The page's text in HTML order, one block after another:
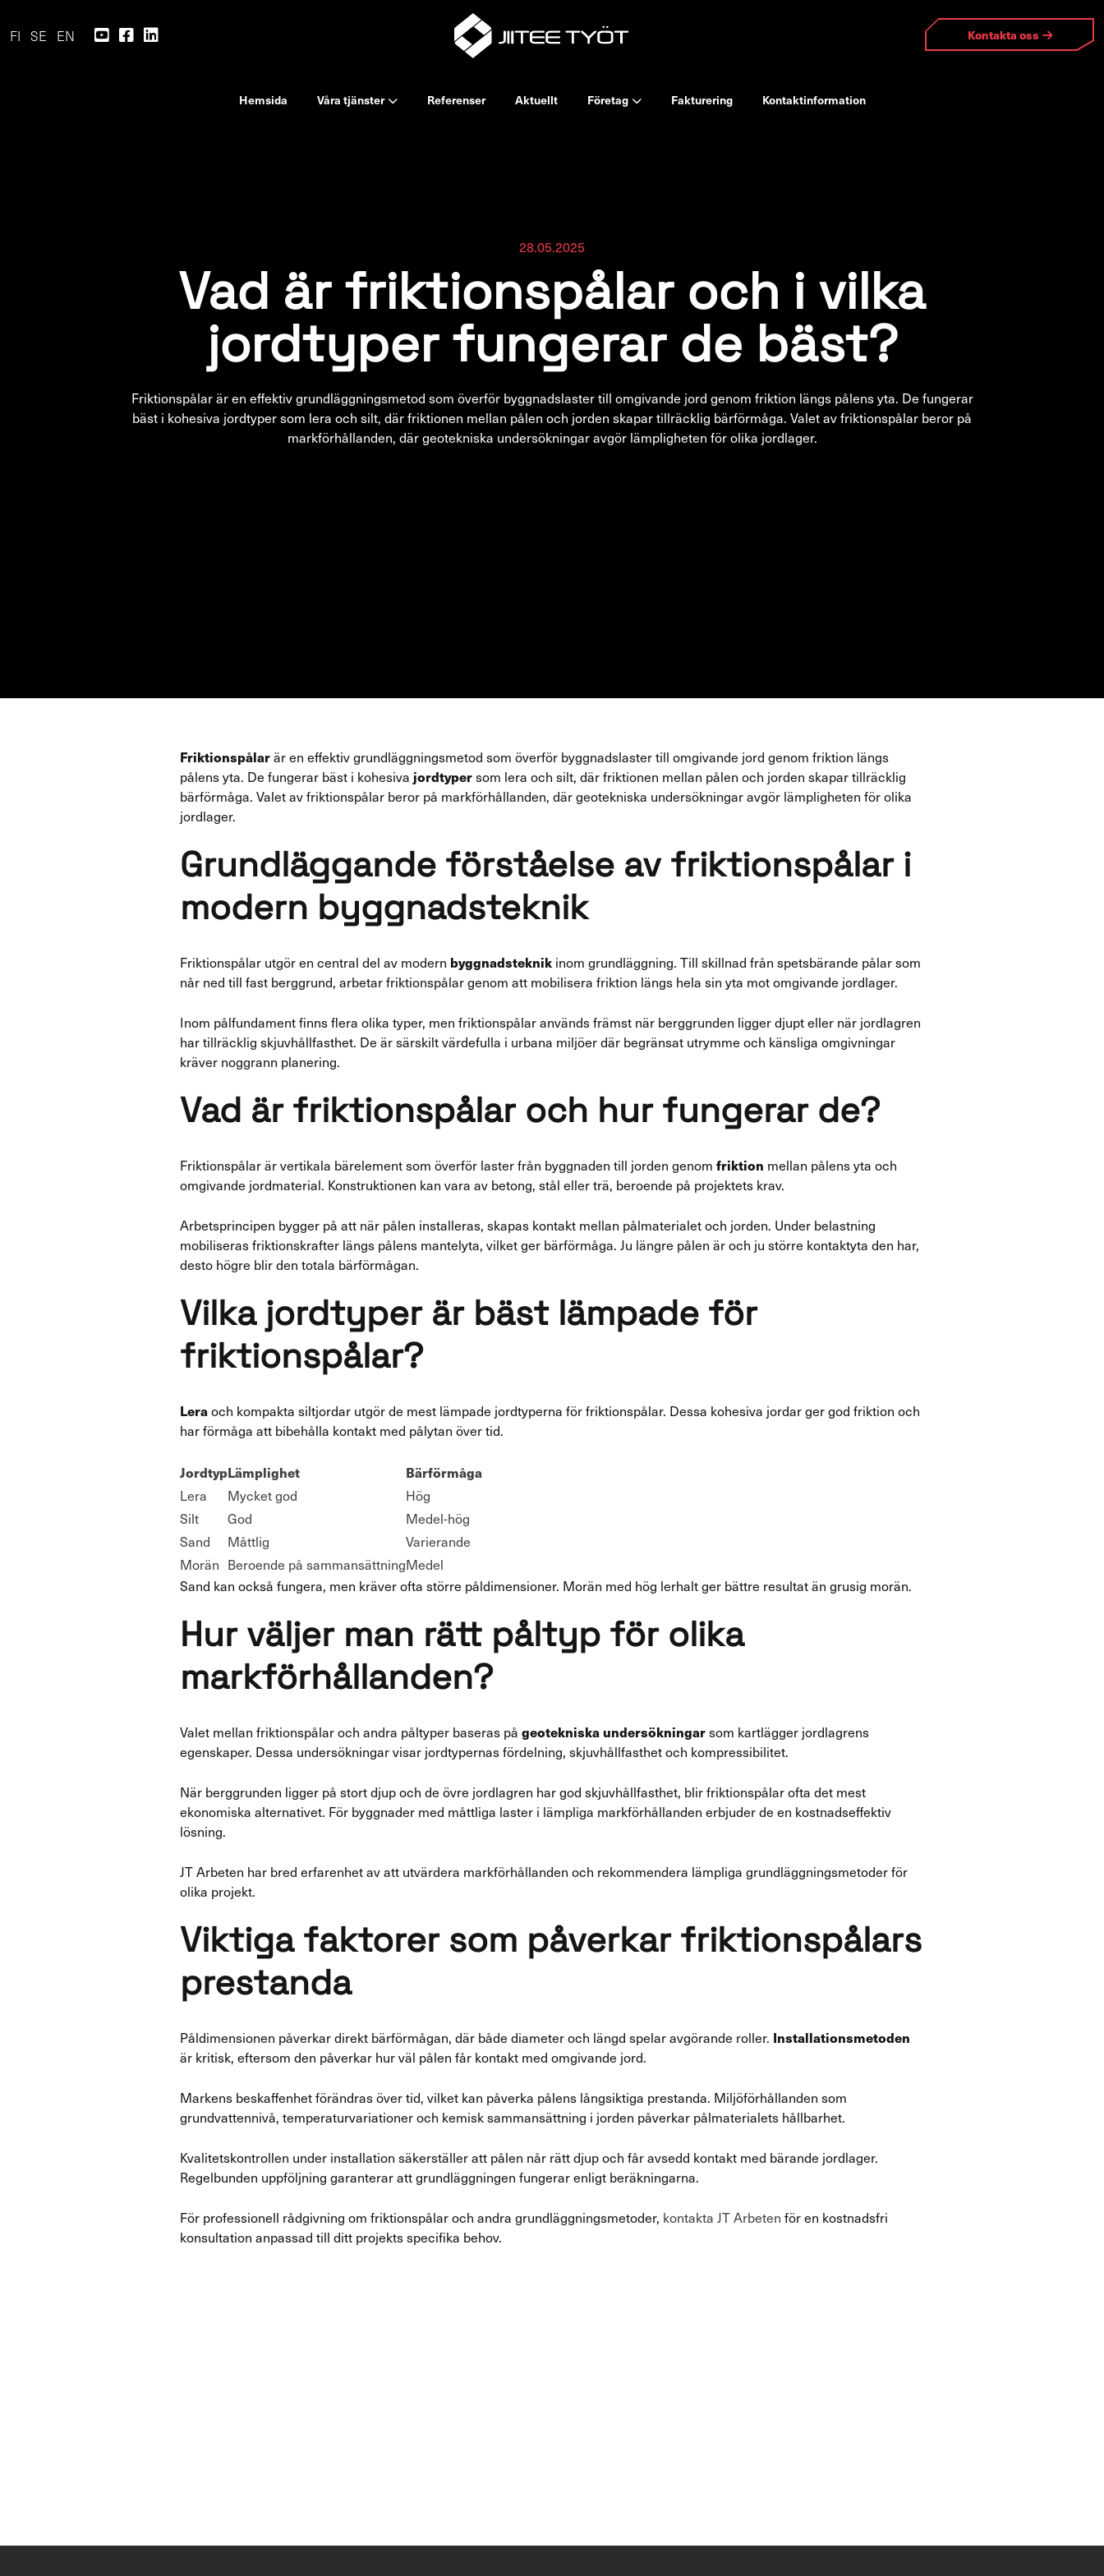
FI SE EN Kontakta oss
Hemsida Våra tjänster Referenser Aktuellt Företag Fakturering Kontaktinformation
28.05.2025
Vad är friktionspålar och i vilka
jordtyper fungerar de bäst?
Friktionspålar är en effektiv grundläggningsmetod som överför byggnadslaster till omgivande jord genom friktion längs pålens yta. De fungerar
bäst i kohesiva jordtyper som lera och silt, där friktionen mellan pålen och jorden skapar tillräcklig bärförmåga. Valet av friktionspålar beror på
markförhållanden, där geotekniska undersökningar avgör lämpligheten för olika jordlager.
Friktionspålarär en effektiv grundläggningsmetod som överför byggnadslaster till omgivande jord genom friktion längs
pålens yta. De fungerar bäst i kohesiva jordtypersom lera och silt, där friktionen mellan pålen och jorden skapar tillräcklig
bärförmåga. Valet av friktionspålar beror på markförhållanden, där geotekniska undersökningar avgör lämpligheten för olika
jordlager.
Grundläggande förståelse av friktionspålar i
modern byggnadsteknik
Friktionspålar utgör en central del av modern byggnadsteknik inom grundläggning. Till skillnad från spetsbärande pålar som
når ned till fast berggrund, arbetar friktionspålar genom att mobilisera friktion längs hela sin yta mot omgivande jordlager.
Inom pålfundament finns flera olika typer, men friktionspålar används främst när berggrunden ligger djupt eller när jordlagren
har tillräcklig skjuvhållfasthet. De är särskilt värdefulla i urbana miljöer där begränsat utrymme och känsliga omgivningar
kräver noggrann planering.
Vad är friktionspålar och hur fungerar de?
Friktionspålar är vertikala bärelement som överför laster från byggnaden till jorden genom friktion mellan pålens yta och
omgivande jordmaterial. Konstruktionen kan vara av betong, stål eller trä, beroende på projektets krav.
Arbetsprincipen bygger på att när pålen installeras, skapas kontakt mellan pålmaterialet och jorden. Under belastning
mobiliseras friktionskrafter längs pålens mantelyta, vilket ger bärförmåga. Ju längre pålen är och ju större kontaktyta den har,
desto högre blir den totala bärförmågan.
Vilka jordtyper är bäst lämpade för
friktionspålar?
Leraoch kompakta siltjordar utgör de mest lämpade jordtyperna för friktionspålar. Dessa kohesiva jordar ger god friktion och
har förmåga att bibehålla kontakt med pålytan över tid.
JordtypLämplighet Bärförmåga
Lera Mycket god
Hög
Silt
God
Medel-hög
Sand
Måttlig
Varierande
Morän Beroende på sammansättningMedel
Sand kan också fungera, men kräver ofta större påldimensioner. Morän med hög lerhalt ger bättre resultat än grusig morän.
Hur väljer man rätt påltyp för olika
markförhållanden?
Valet mellan friktionspålar och andra påltyper baseras på geotekniska undersökningarsom kartlägger jordlagrens
egenskaper. Dessa undersökningar visar jordtypernas fördelning, skjuvhållfasthet och kompressibilitet.
När berggrunden ligger på stort djup och de övre jordlagren har god skjuvhållfasthet, blir friktionspålar ofta det mest
ekonomiska alternativet. För byggnader med måttliga laster i lämpliga markförhållanden erbjuder de en kostnadseffektiv
lösning.
JT Arbeten har bred erfarenhet av att utvärdera markförhållanden och rekommendera lämpliga grundläggningsmetoder för
olika projekt.
Viktiga faktorer som påverkar friktionspålars
prestanda
Påldimensionen påverkar direkt bärförmågan, där både diameter och längd spelar avgörande roller. Installationsmetoden
är kritisk, eftersom den påverkar hur väl pålen får kontakt med omgivande jord.
Markens beskaffenhet förändras över tid, vilket kan påverka pålens långsiktiga prestanda. Miljöförhållanden som
grundvattennivå, temperaturvariationer och kemisk sammansättning i jorden påverkar pålmaterialets hållbarhet.
Kvalitetskontrollen under installation säkerställer att pålen når rätt djup och får avsedd kontakt med bärande jordlager.
Regelbunden uppföljning garanterar att grundläggningen fungerar enligt beräkningarna.
För professionell rådgivning om friktionspålar och andra grundläggningsmetoder, kontakta JT Arbeten för en kostnadsfri
konsultation anpassad till ditt projekts specifika behov.